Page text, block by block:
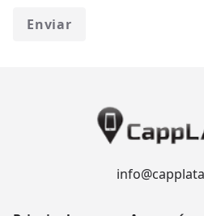
Enviar